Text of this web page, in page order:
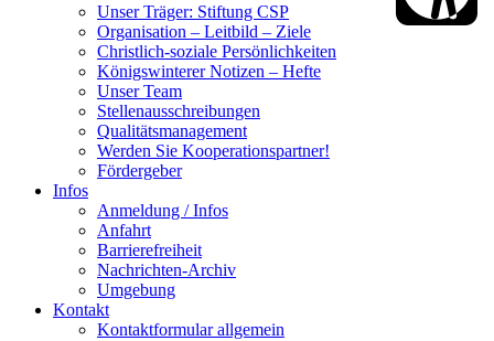
Unser Träger: Stiftung CSP
Organisation – Leitbild – Ziele
Christlich-soziale Persönlichkeiten
Königswinterer Notizen – Hefte
Unser Team
Stellenausschreibungen
Qualitätsmanagement
Werden Sie Kooperationspartner!
Fördergeber
Infos
Anmeldung / Infos
Anfahrt
Barrierefreiheit
Nachrichten-Archiv
Umgebung
Kontakt
Kontaktformular allgemein